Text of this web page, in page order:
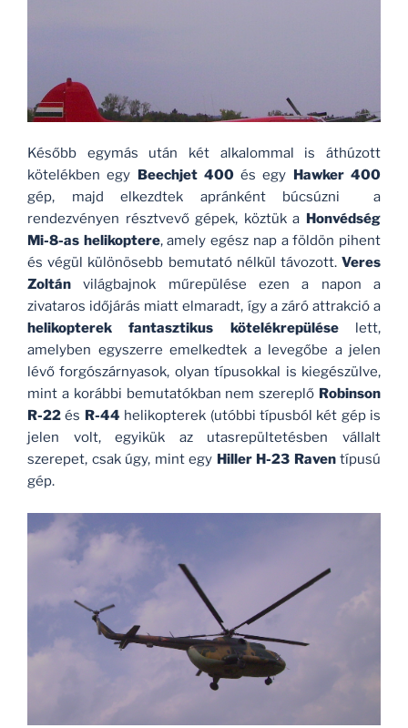
Később egymás után két alkalommal is áthúzott
kötelékben egy Beechjet 400és egy Hawker 400
gép, majd elkezdtek apránként búcsúzni a
rendezvényen résztvevő gépek, köztük a Honvédség
Mi-8-as helikoptere, amely egész nap a földön pihent
és végül különösebb bemutató nélkül távozott. Veres
Zoltán világbajnok műrepülése ezen a napon a
zivataros időjárás miatt elmaradt, így a záró attrakció a
helikopterek fantasztikus kötelékrepüléselett,
amelyben egyszerre emelkedtek a levegőbe a jelen
lévő forgószárnyasok, olyan típusokkal is kiegészülve,
mint a korábbi bemutatókban nem szereplő Robinson
R-22 és R-44 helikopterek (utóbbi típusból két gép is
jelen volt, egyikük az utasrepültetésben vállalt
szerepet, csak úgy, mint egy Hiller H-23 Raventípusú
gép.